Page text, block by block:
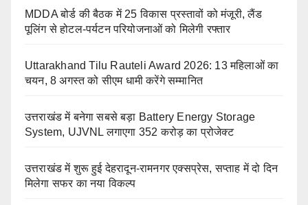
MDDA बोर्ड की बैठक में 25 विकास प्रस्तावों को मंजूरी, लैंड
पूलिंग से होटल-पर्यटन परियोजनाओं को मिलेगी रफ्तार
Uttarakhand Tilu Rauteli Award 2026: 13 महिलाओं का
चयन, 8 अगस्त को सीएम धामी करेंगे सम्मानित
उत्तराखंड में बनेगा सबसे बड़ा Battery Energy Storage
System, UJVNL लगाएगा 352 करोड़ का प्रोजेक्ट
उत्तराखंड में शुरू हुई देहरादून-रामनगर एक्सप्रेस, सप्ताह में दो दिन
मिलेगा सफर का नया विकल्प